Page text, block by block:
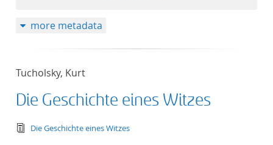
more metadata
Tucholsky, Kurt
Die Geschichte eines Witzes
text/tg.edition+tg.aggregation+xml
Die Geschichte eines Witzes